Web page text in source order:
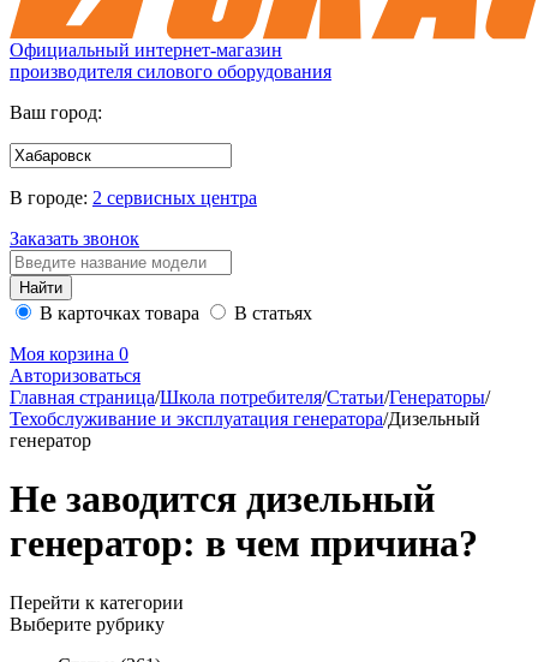
Официальный интернет-магазин
производителя силового оборудования
Ваш город:
В городе: 2 сервисных центра
Заказать звонок
В карточках товара
В статьях
Моя корзина 0
Авторизоваться
Главная страница/Школа потребителя/Статьи/Генераторы/
Техобслуживание и эксплуатация генератора/Дизельный
генератор
Не заводится дизельный
генератор: в чем причина?
Перейти к категории
Выберите рубрику